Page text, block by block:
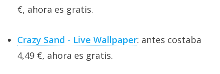
€, ahora es gratis.
Crazy Sand - Live Wallpaper: antes costaba
4,49 €, ahora es gratis.